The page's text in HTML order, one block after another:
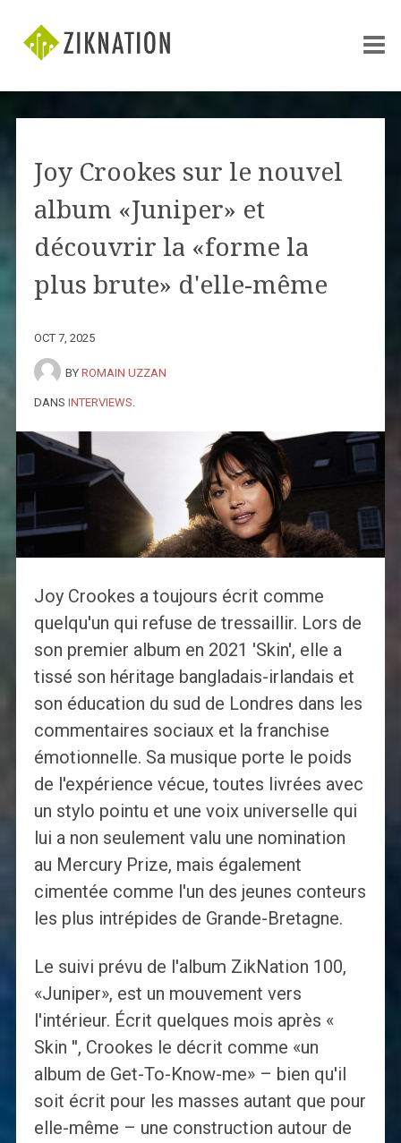
Joy Crookes sur le nouvel
album «Juniper» et
découvrir la «forme la
plus brute» d'elle-même
OCT 7, 2025
BY ROMAIN UZZAN
DANS INTERVIEWS
Joy Crookes a toujours écrit comme
quelqu'un qui refuse de tressaillir. Lors de
son premier album en 2021 'Skin', elle a
tissé son héritage bangladais-irlandais et
son éducation du sud de Londres dans les
commentaires sociaux et la franchise
émotionnelle. Sa musique porte le poids
de l'expérience vécue, toutes livrées avec
un stylo pointu et une voix universelle qui
lui a non seulement valu une nomination
au Mercury Prize, mais également
cimentée comme l'un des jeunes conteurs
les plus intrépides de Grande-Bretagne.
Le suivi prévu de l'album ZikNation 100,
«Juniper», est un mouvement vers
l'intérieur. Écrit quelques mois après «
Skin '', Crookes le décrit comme «un
album de Get-To-Know-me» – bien qu'il
soit écrit pour les masses autant que pour
elle-même – une construction autour de